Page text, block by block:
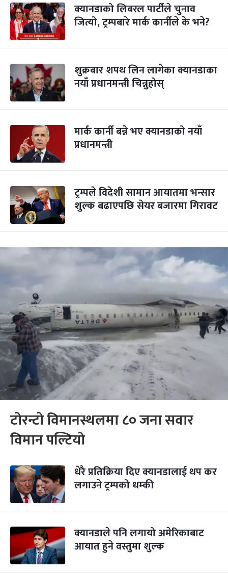
क्यानडाको लिबरल पार्टीले चुनाव
जित्यो, ट्रम्पबारे मार्क कार्नीले के भने?
शुक्रबार शपथ लिन लागेका क्यानडाका
नयाँ प्रधानमन्त्री चिन्नुहोस्
मार्क कार्नी बन्ने भए क्यानडाको नयाँ
प्रधानमन्त्री
ट्रम्पले विदेशी सामान आयातमा भन्सार
शुल्क बढाएपछि सेयर बजारमा गिरावट
टोरन्टो विमानस्थलमा ८० जना सवार
विमान पल्टियो
धेरै प्रतिक्रिया दिए क्यानडालाई थप कर
लगाउने ट्रम्पको धम्की
क्यानडाले पनि लगायो अमेरिकाबाट
आयात हुने वस्तुमा शुल्क